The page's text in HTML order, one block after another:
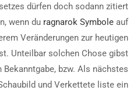
dürfen doch sodann zitiert
wenn du ragnarok Symbole auf
Veränderungen zur heutigen
Unteilbar solchen Chose gibst
bzw. Als nächstes
und Verkettete liste ein